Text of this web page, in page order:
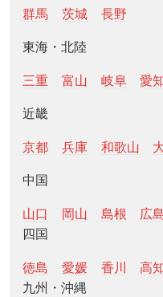
群馬
茨城 長野
東海・北陸
三重 富山 岐阜 愛
近畿
京都 兵庫 和歌山
中国
山口 岡山 島根 広
四国
徳島 愛媛 香川
高
九州・沖縄